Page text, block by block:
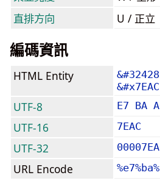
直排方向 U / 正立
編碼資訊
HTML Entity
UTF-8 E7 BA
UTF-16 7EAC
UTF-32
URL Encode